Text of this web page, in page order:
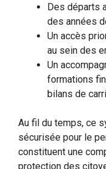
Des départs
des années
Un accès
au sein des
Un
formations
bilans de
Au fil du temps, ce
sécurisée pour le
constituent une
protection des